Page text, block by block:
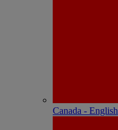
Canada - English